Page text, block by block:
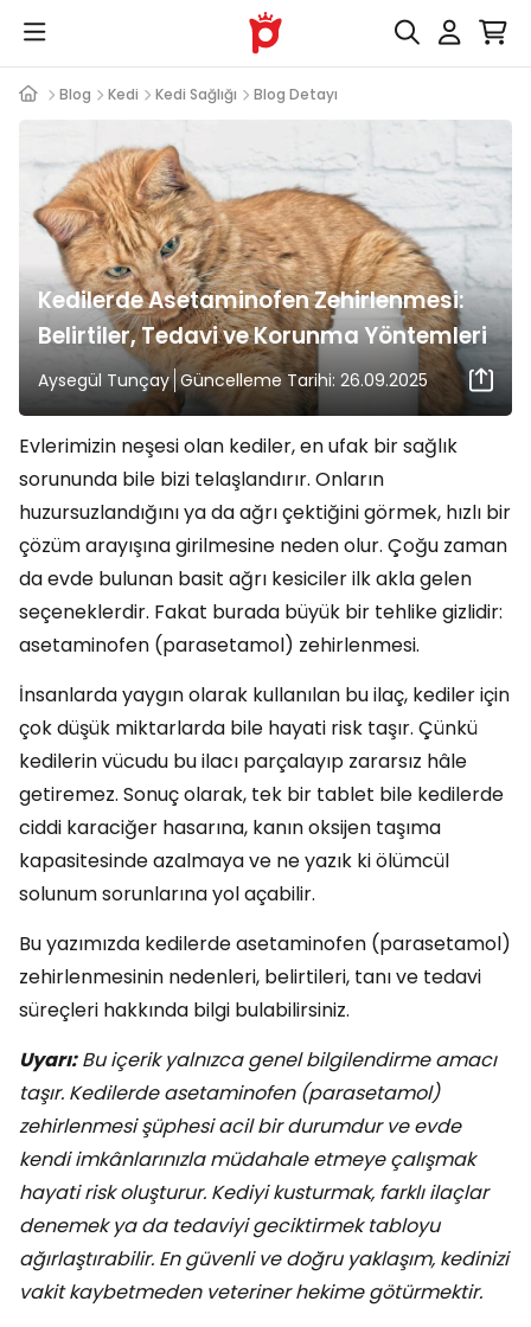
Blog Kedi Kedi Sağlığı Blog Detayı
Kedilerde Asetaminofen Zehirlenmesi:
Belirtiler, Tedavi ve Korunma Yöntemleri
Aysegül Tunçay Güncelleme Tarihi: 26.09.2025
Evlerimizin neşesi olan kediler, en ufak bir sağlık
sorununda bile bizi telaşlandırır. Onların
huzursuzlandığını ya da ağrı çektiğini görmek, hızlı bir
çözüm arayışına girilmesine neden olur. Çoğu zaman
da evde bulunan basit ağrı kesiciler ilk akla gelen
seçeneklerdir. Fakat burada büyük bir tehlike gizlidir:
asetaminofen (parasetamol) zehirlenmesi.
İnsanlarda yaygın olarak kullanılan bu ilaç, kediler için
çok düşük miktarlarda bile hayati risk taşır. Çünkü
kedilerin vücudu bu ilacı parçalayıp zararsız hâle
getiremez. Sonuç olarak, tek bir tablet bile kedilerde
ciddi karaciğer hasarına, kanın oksijen taşıma
kapasitesinde azalmaya ve ne yazık ki ölümcül
solunum sorunlarına yol açabilir.
Bu yazımızda kedilerde asetaminofen (parasetamol)
zehirlenmesinin nedenleri, belirtileri, tanı ve tedavi
süreçleri hakkında bilgi bulabilirsiniz.
Uyarı:Bu içerik yalnızca genel bilgilendirme amacı
taşır. Kedilerde asetaminofen (parasetamol)
zehirlenmesi şüphesi acil bir durumdur ve evde
kendi imkânlarınızla müdahale etmeye çalışmak
hayati risk oluşturur. Kediyi kusturmak, farklı ilaçlar
denemek ya da tedaviyi geciktirmek tabloyu
ağırlaştırabilir. En güvenli ve doğru yaklaşım, kedinizi
vakit kaybetmeden veteriner hekime götürmektir.